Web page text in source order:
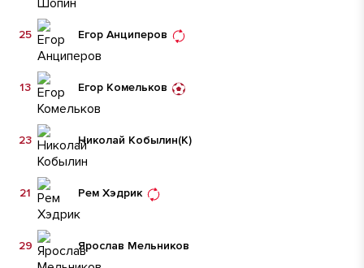
Егор Анциперов
25
Егор Комельков
13
Николай Кобылин(К)
23
Рем Хэдрик
21
Ярослав Мельников
29